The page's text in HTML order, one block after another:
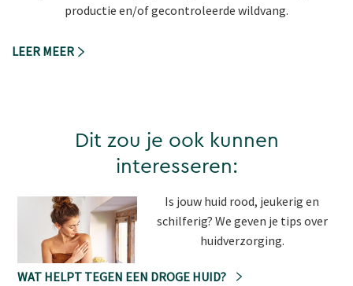
productie en/of gecontroleerde wildvang.
LEER MEER
Dit zou je ook kunnen
interesseren:
Is jouw huid rood, jeukerig en
schilferig? We geven je tips over
huidverzorging.
WAT HELPT TEGEN EEN DROGE HUID?